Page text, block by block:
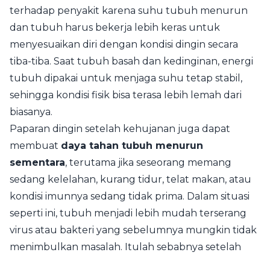
terhadap penyakit karena suhu tubuh menurun
dan tubuh harus bekerja lebih keras untuk
menyesuaikan diri dengan kondisi dingin secara
tiba-tiba. Saat tubuh basah dan kedinginan, energi
tubuh dipakai untuk menjaga suhu tetap stabil,
sehingga kondisi fisik bisa terasa lebih lemah dari
biasanya.
Paparan dingin setelah kehujanan juga dapat
membuat daya tahan tubuh menurun
sementara, terutama jika seseorang memang
sedang kelelahan, kurang tidur, telat makan, atau
kondisi imunnya sedang tidak prima. Dalam situasi
seperti ini, tubuh menjadi lebih mudah terserang
virus atau bakteri yang sebelumnya mungkin tidak
menimbulkan masalah. Itulah sebabnya setelah